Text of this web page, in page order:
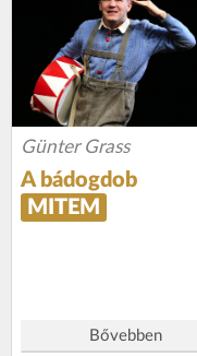
Günter Grass
A bádogdob
MITEM
Bővebben